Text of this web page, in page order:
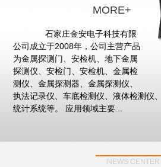
MORE+
石家庄金安电子科技有限
公司成立于2008年，公司主营产品
为金属探测门、安检机、地下金属
探测仪、安检门、安检机、金属检
测仪、金属探测器、金属探测仪、
执法记录仪、车底检测仪、液体检测仪
统计系统等。 应用领域主要...
NEWS CENTER